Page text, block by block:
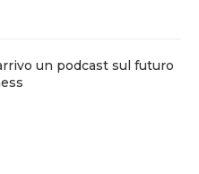
un podcast sul futuro